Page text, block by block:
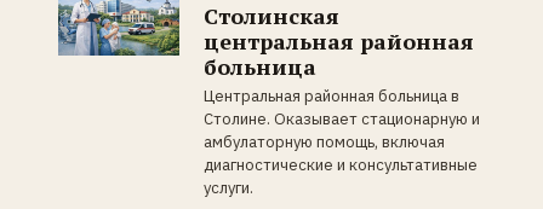
Столинская
центральная районная
больница
Центральная районная больница в
Столине. Оказывает стационарную и
амбулаторную помощь, включая
диагностические и консультативные
услуги.